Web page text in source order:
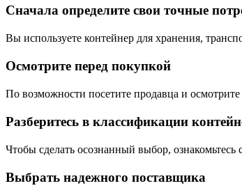
Сначала определите свои точные
Вы используете контейнер для хранения,
Осмотрите перед покупкой
По возможности посетите продавца и
Разберитесь в классификации
Чтобы сделать осознанный выбор,
Выбрать надежного поставщика